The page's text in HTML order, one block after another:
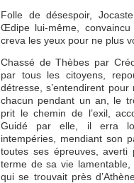
Folle de désespoir,
Œdipe lui-même,
creva les yeux pour ne plus
Chassé de Thèbes par
par tous les citoyens,
détresse, s’entendirent
chacun pendant un an, le
prit le chemin de l’exil,
Guidé par elle, il erra
intempéries, mendiant son
toutes ses épreuves, averti
terme de sa vie
qui se trouvait près